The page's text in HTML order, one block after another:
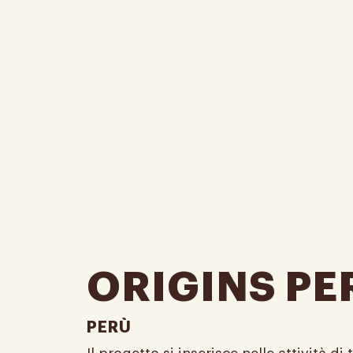
ORIGINS
PERÙ